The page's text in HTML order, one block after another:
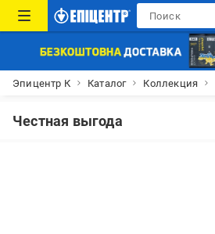
Эпицентр К Каталог Коллекция
Честная выгода